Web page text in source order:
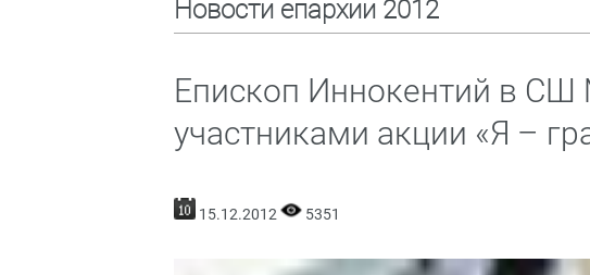
Новости епархии 2012
Епископ Иннокентий в СШ
участниками акции «Я –
15.12.2012 5351